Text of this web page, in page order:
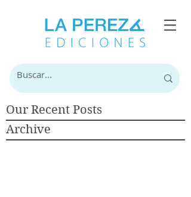
Our Recent Posts
Archive